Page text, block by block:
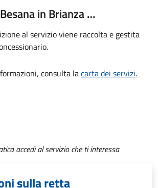
in Brianza …
al servizio viene raccolta e gestita
consulta lacarta dei servizi.
accedi al servizio che ti interessa
sulla retta